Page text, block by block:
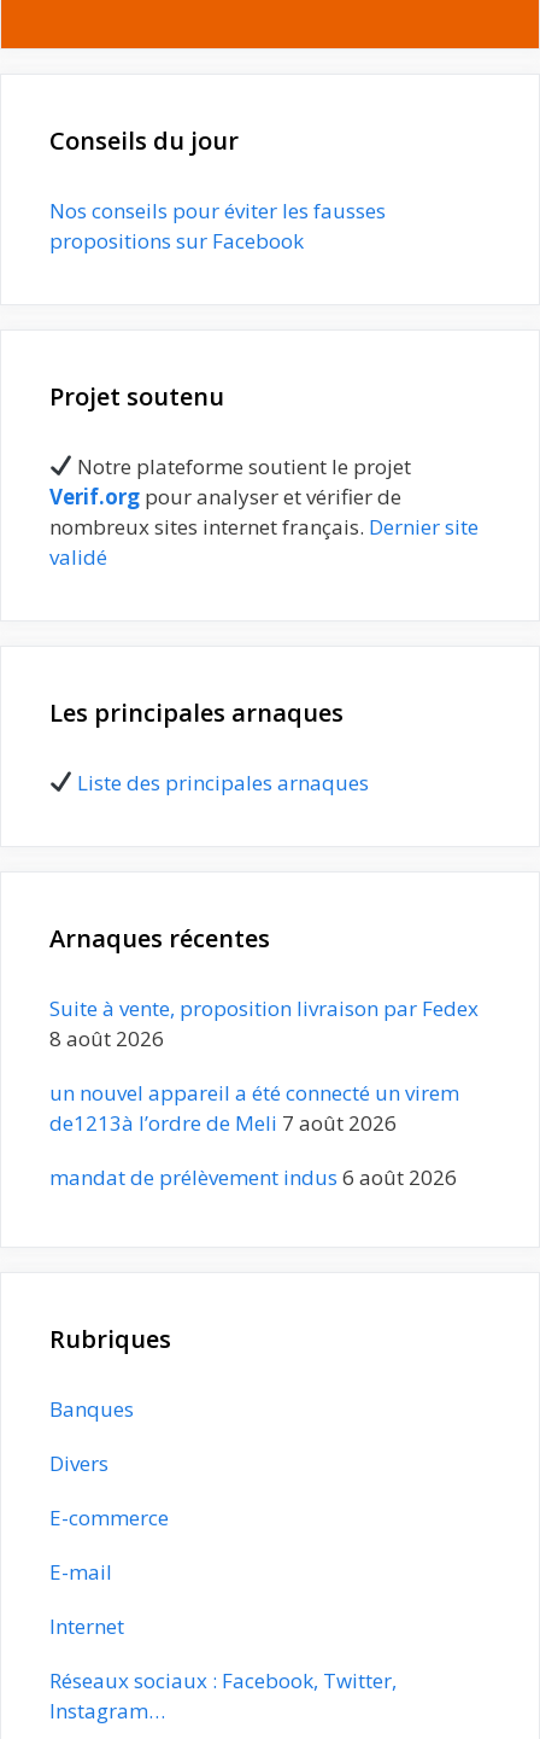
Conseils du jour
Nos conseils pour éviter les fausses
propositions sur Facebook
Projet soutenu
Notre plateforme soutient le projet
Verif.org pour analyser et vérifier de
nombreux sites internet français. Dernier site
validé
Les principales arnaques
Liste des principales arnaques
Arnaques récentes
Suite à vente, proposition livraison par Fedex
8 août 2026
un nouvel appareil a été connecté un virem
de1213à l’ordre de Meli 7 août 2026
mandat de prélèvement indus 6 août 2026
Rubriques
Banques
Divers
E-commerce
E-mail
Internet
Réseaux sociaux : Facebook, Twitter,
Instagram…